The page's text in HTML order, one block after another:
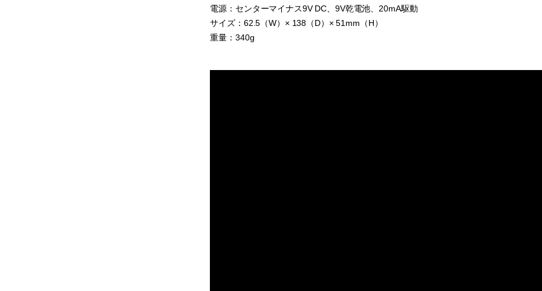
電源：センターマイナス9V DC、9V乾電池、20mA駆動
サイズ：62.5（W）× 138（D）× 51mm（H）
重量：340g